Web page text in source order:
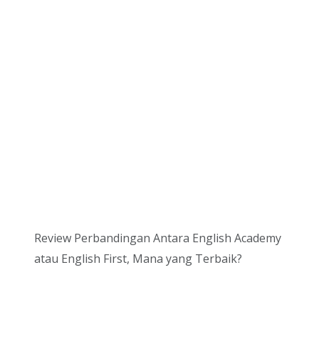
Review Perbandingan Antara English Academy
atau English First, Mana yang Terbaik?